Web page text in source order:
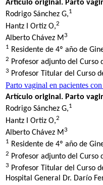
Artículo original. Parto
Rodrigo Sánchez G,1
Hantz I Ortiz O,2
Alberto Chávez M3
1 Residente de 4º año de
2 Profesor adjunto del Curso
3 Profesor Titular del Curso
Parto vaginal en pacientes
Artículo original. Parto
Rodrigo Sánchez G,1
Hantz I Ortiz O,2
Alberto Chávez M3
1 Residente de 4º año de
2 Profesor adjunto del Curso
3 Profesor Titular del Curso
Hospital General Dr. Darío